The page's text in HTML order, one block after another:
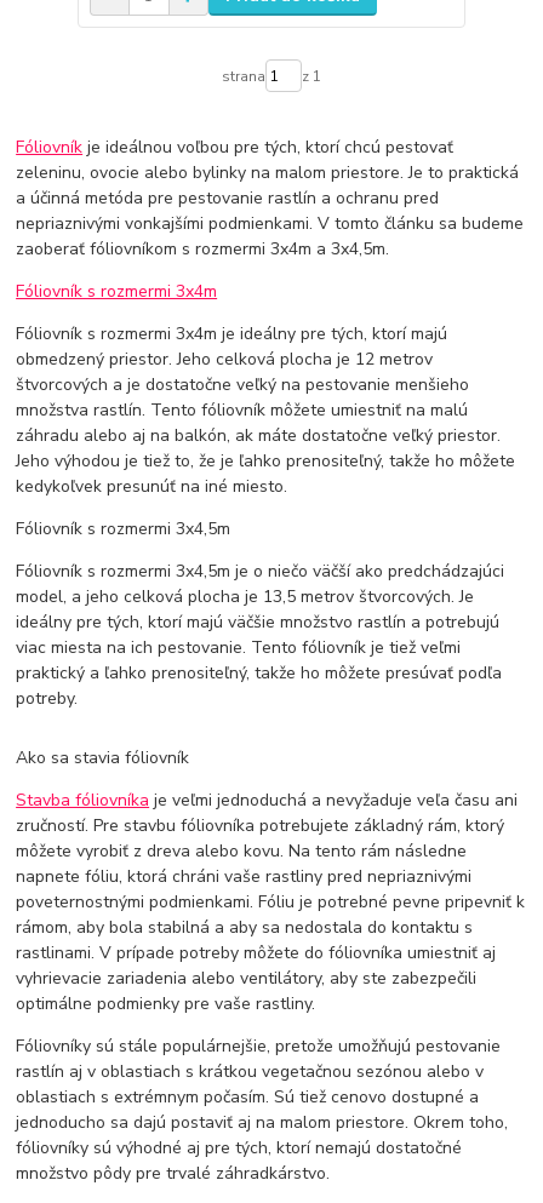
strana z 1
Fóliovník je ideálnou voľbou pre tých, ktorí chcú pestovať
zeleninu, ovocie alebo bylinky na malom priestore. Je to praktická
a účinná metóda pre pestovanie rastlín a ochranu pred
nepriaznivými vonkajšími podmienkami. V tomto článku sa budeme
zaoberať fóliovníkom s rozmermi 3x4m a 3x4,5m.
Fóliovník s rozmermi 3x4m
Fóliovník s rozmermi 3x4m je ideálny pre tých, ktorí majú
obmedzený priestor. Jeho celková plocha je 12 metrov
štvorcových a je dostatočne veľký na pestovanie menšieho
množstva rastlín. Tento fóliovník môžete umiestniť na malú
záhradu alebo aj na balkón, ak máte dostatočne veľký priestor.
Jeho výhodou je tiež to, že je ľahko prenositeľný, takže ho môžete
kedykoľvek presunúť na iné miesto.
Fóliovník s rozmermi 3x4,5m
Fóliovník s rozmermi 3x4,5m je o niečo väčší ako predchádzajúci
model, a jeho celková plocha je 13,5 metrov štvorcových. Je
ideálny pre tých, ktorí majú väčšie množstvo rastlín a potrebujú
viac miesta na ich pestovanie. Tento fóliovník je tiež veľmi
praktický a ľahko prenositeľný, takže ho môžete presúvať podľa
potreby.
Ako sa stavia fóliovník
Stavba fóliovníka je veľmi jednoduchá a nevyžaduje veľa času ani
zručností. Pre stavbu fóliovníka potrebujete základný rám, ktorý
môžete vyrobiť z dreva alebo kovu. Na tento rám následne
napnete fóliu, ktorá chráni vaše rastliny pred nepriaznivými
poveternostnými podmienkami. Fóliu je potrebné pevne pripevniť k
rámom, aby bola stabilná a aby sa nedostala do kontaktu s
rastlinami. V prípade potreby môžete do fóliovníka umiestniť aj
vyhrievacie zariadenia alebo ventilátory, aby ste zabezpečili
optimálne podmienky pre vaše rastliny.
Fóliovníky sú stále populárnejšie, pretože umožňujú pestovanie
rastlín aj v oblastiach s krátkou vegetačnou sezónou alebo v
oblastiach s extrémnym počasím. Sú tiež cenovo dostupné a
jednoducho sa dajú postaviť aj na malom priestore. Okrem toho,
fóliovníky sú výhodné aj pre tých, ktorí nemajú dostatočné
množstvo pôdy pre trvalé záhradkárstvo.